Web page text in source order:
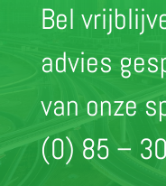
Bel
advies
van onze
(0) 85 –